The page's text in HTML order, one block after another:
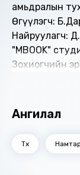
амьдралын
Өгүүлэгч:
Найруулагч:
"МBOOK"
Зохиогчийн
Ангилал
Түүх